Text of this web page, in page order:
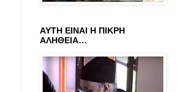
ΑΥΤΗ ΕΙΝΑΙ Η ΠΙΚΡΗ
ΑΛΗΘΕΙΑ…